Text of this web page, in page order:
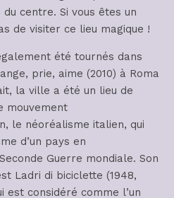
centre. Si vous êtes un
de visiter ce lieu magique !
été tournés dans
prie, aime (2010) à Roma
la ville a été un lieu de
mouvement
le néoréalisme italien, qui
d’un pays en
Guerre mondiale. Son
Ladri di biciclette (1948,
est considéré comme l’un